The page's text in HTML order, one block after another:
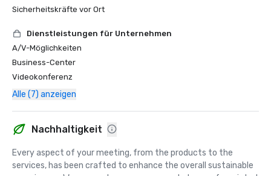
Sicherheitskräfte vor Ort
Dienstleistungen für Unternehmen
A/V-Möglichkeiten
Business-Center
Videokonferenz
Alle (7) anzeigen
Nachhaltigkeit
Every aspect of your meeting, from the products to the
services, has been crafted to enhance the overall sustainable